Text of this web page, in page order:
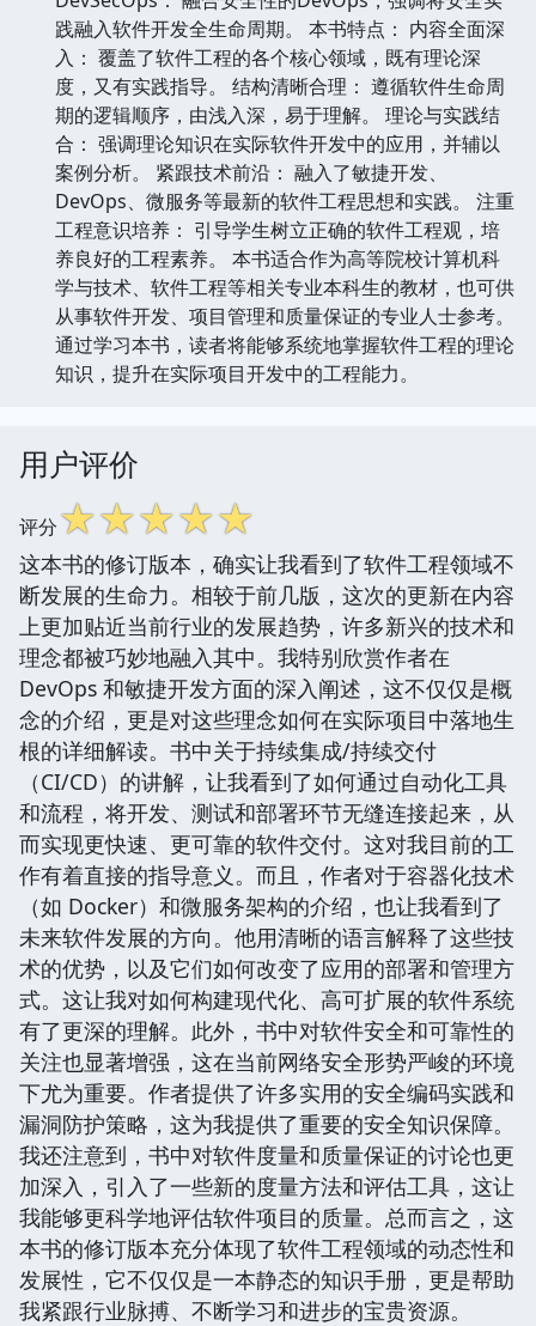
践融入软件开发全生命周期。 本书特点： 内容全面深
入： 覆盖了软件工程的各个核心领域，既有理论深
度，又有实践指导。 结构清晰合理： 遵循软件生命周
期的逻辑顺序，由浅入深，易于理解。 理论与实践结
合： 强调理论知识在实际软件开发中的应用，并辅以
案例分析。 紧跟技术前沿： 融入了敏捷开发、
DevOps、微服务等最新的软件工程思想和实践。 注重
工程意识培养： 引导学生树立正确的软件工程观，培
养良好的工程素养。 本书适合作为高等院校计算机科
学与技术、软件工程等相关专业本科生的教材，也可供
从事软件开发、项目管理和质量保证的专业人士参考。
通过学习本书，读者将能够系统地掌握软件工程的理论
知识，提升在实际项目开发中的工程能力。
用户评价
评分☆☆☆☆☆
这本书的修订版本，确实让我看到了软件工程领域不
断发展的生命力。相较于前几版，这次的更新在内容
上更加贴近当前行业的发展趋势，许多新兴的技术和
理念都被巧妙地融入其中。我特别欣赏作者在
DevOps 和敏捷开发方面的深入阐述，这不仅仅是概
念的介绍，更是对这些理念如何在实际项目中落地生
根的详细解读。书中关于持续集成/持续交付
（CI/CD）的讲解，让我看到了如何通过自动化工具
和流程，将开发、测试和部署环节无缝连接起来，从
而实现更快速、更可靠的软件交付。这对我目前的工
作有着直接的指导意义。而且，作者对于容器化技术
（如 Docker）和微服务架构的介绍，也让我看到了
未来软件发展的方向。他用清晰的语言解释了这些技
术的优势，以及它们如何改变了应用的部署和管理方
式。这让我对如何构建现代化、高可扩展的软件系统
有了更深的理解。此外，书中对软件安全和可靠性的
关注也显著增强，这在当前网络安全形势严峻的环境
下尤为重要。作者提供了许多实用的安全编码实践和
漏洞防护策略，这为我提供了重要的安全知识保障。
我还注意到，书中对软件度量和质量保证的讨论也更
加深入，引入了一些新的度量方法和评估工具，这让
我能够更科学地评估软件项目的质量。总而言之，这
本书的修订版本充分体现了软件工程领域的动态性和
发展性，它不仅仅是一本静态的知识手册，更是帮助
我紧跟行业脉搏、不断学习和进步的宝贵资源。